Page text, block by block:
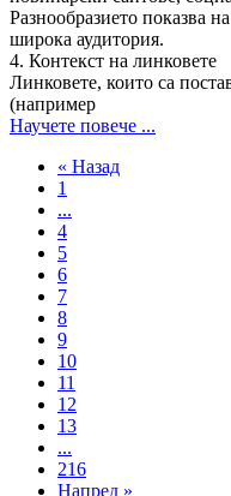
Разнообразието показва
широка аудитория.
4. Контекст на линковете
Линковете, които са
(например
Научете повече ...
« Назад
1
...
4
5
6
7
8
9
10
11
12
13
...
216
Напред »